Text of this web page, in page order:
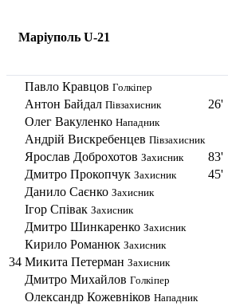
Маріуполь U-21
Павло Кравцов Голкіпер
Антон Байдал Півзахисник
26'
Олег Вакуленко Нападник
Андрій Вискребенцев Півзахисник
Ярослав Доброхотов Захисник
83'
Дмитро Прокопчук Захисник
45'
Данило Саєнко Захисник
Ігор Співак Захисник
Дмитро Шинкаренко Захисник
Кирило Романюк Захисник
34 Микита Петерман Захисник
Дмитро Михайлов Голкіпер
Олександр Кожевніков Нападник